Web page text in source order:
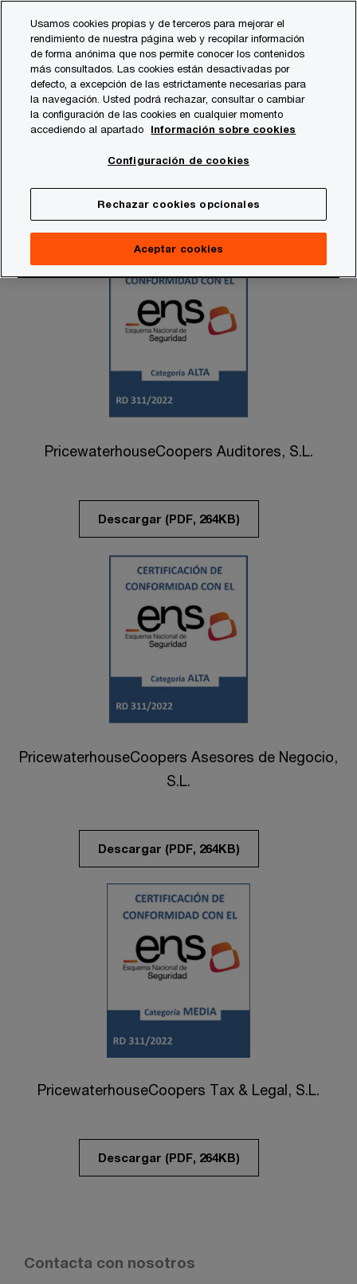
content
footer
Quiénes somos
Esquema Nacional de
Seguridad
PricewaterhouseCoopers Auditores, S.L.
Descargar (PDF, 264KB)
PricewaterhouseCoopers Asesores de Negocio,
S.L.
Descargar (PDF, 264KB)
PricewaterhouseCoopers Tax & Legal, S.L.
Descargar (PDF, 264KB)
Contacta con nosotros
Usamos cookies propias y de terceros para mejorar el
rendimiento de nuestra página web y recopilar información
de forma anónima que nos permite conocer los contenidos
más consultados. Las cookies están desactivadas por
defecto, a excepción de las estrictamente necesarias para
la navegación. Usted podrá rechazar, consultar o cambiar
la configuración de las cookies en cualquier momento
accediendo al apartado
Información sobre cookies
Configuración de cookies
Rechazar cookies opcionales
Aceptar cookies